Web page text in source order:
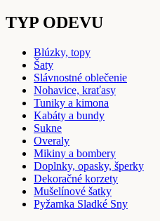
TYP ODEVU
Blúzky, topy
Šaty
Slávnostné oblečenie
Nohavice, kraťasy
Tuniky a kimona
Kabáty a bundy
Sukne
Overaly
Mikiny a bombery
Doplnky, opasky, šperky
Dekoračné korzety
Mušelínové šatky
Pyžamka Sladké Sny